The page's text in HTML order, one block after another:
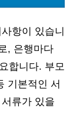
항이 있습니
, 은행마다
합니다. 부모
기본적인 서
류가 있을